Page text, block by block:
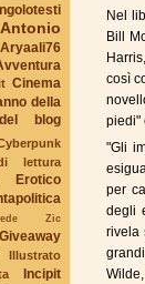
Antonio
Aryaali76
Cinema
della
blog
lettura
Erotico
Zic
Giveaway
Illustrato
Incipit
Nel
Bill
così
piedi"
"Gli
per
degli
rivela